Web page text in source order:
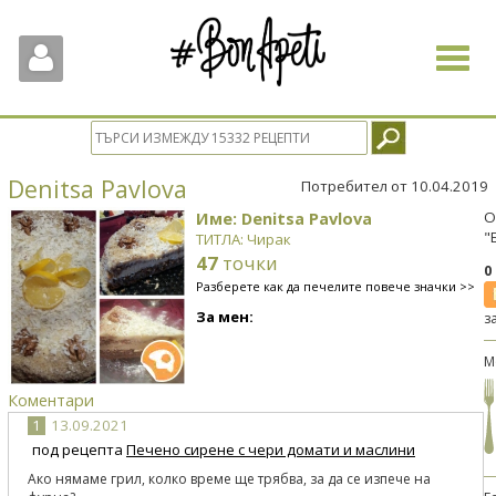
Toggle
Denitsa Pavlova Потребител от 10.04.2019
Име: Denitsa Pavlova
ТИТЛА: Чирак
47 точки
Разберете как да печелите повече значки >>
За мен:
Коментари
1
13.09.2021
под рецепта Печено сирене с чери домати и маслини
Ако нямаме грил, колко време ще трябва, за да се изпече на